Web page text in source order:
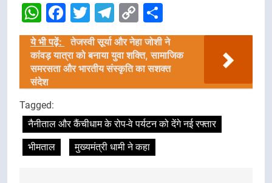
WhatsApp
Facebook
Twitter
Telegram
Copy
Link
ये भी पढ़ें:
तेजस्वी सूर्या और नेहा जोशी ने
कांवड़ यात्रा को बनाया युवा शक्ति, सामाजिक
समरसता और भारतीय संस्कृति का सशक्त
संदेश
Tagged:
नैनीताल और कैंचीधाम के रोप-वे पर्यटन को देंगे नई रफ्तार
भीमताल
मुख्यमंत्री धामी ने कहा